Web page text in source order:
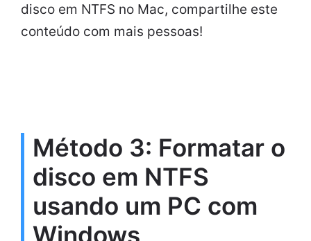
disco em NTFS no Mac, compartilhe este
conteúdo com mais pessoas!
Método 3: Formatar o
disco em NTFS
usando um PC com
Windows